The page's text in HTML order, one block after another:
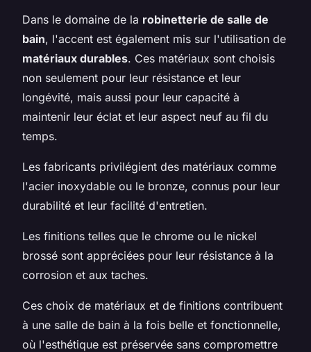
Dans le domaine de la robinetterie de salle de
bain, l'accent est également mis sur l'utilisation de
matériaux durables. Ces matériaux sont choisis
non seulement pour leur résistance et leur
longévité, mais aussi pour leur capacité à
maintenir leur éclat et leur aspect neuf au fil du
temps.
Les fabricants privilégient des matériaux comme
l'acier inoxydable ou le bronze, connus pour leur
durabilité et leur facilité d'entretien.
Les finitions telles que le chrome ou le nickel
brossé sont appréciées pour leur résistance à la
corrosion et aux taches.
Ces choix de matériaux et de finitions contribuent
à une salle de bain à la fois belle et fonctionnelle,
où l'esthétique est préservée sans compromettre